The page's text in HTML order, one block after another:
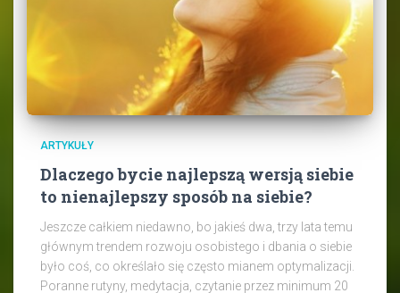
ARTYKUŁY
Dlaczego bycie najlepszą wersją siebie
to nienajlepszy sposób na siebie?
Jeszcze całkiem niedawno, bo jakieś dwa, trzy lata temu
głównym trendem rozwoju osobistego i dbania o siebie
było coś, co określało się często mianem optymalizacji.
Poranne rutyny, medytacja, czytanie przez minimum 20